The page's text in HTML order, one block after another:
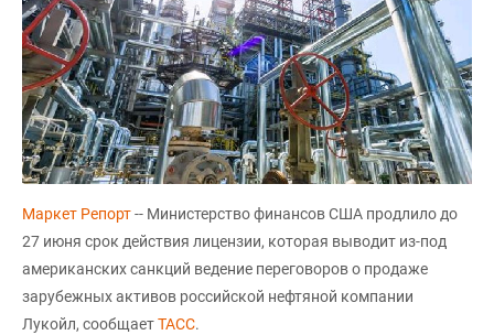
Маркет Репорт-- Министерство финансов США продлило до
27 июня срок действия лицензии, которая выводит из-под
американских санкций ведение переговоров о продаже
зарубежных активов российской нефтяной компании
Лукойл, сообщаетТАСС.